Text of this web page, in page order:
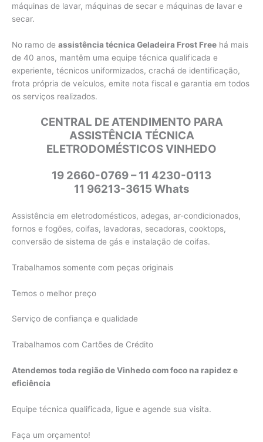
máquinas de lavar, máquinas de secar e máquinas de lavar e
secar.
No ramo de assistência técnica Geladeira Frost Free há mais
de 40 anos, mantêm uma equipe técnica qualificada e
experiente, técnicos uniformizados, crachá de identificação,
frota própria de veículos, emite nota fiscal e garantia em todos
os serviços realizados.
CENTRAL DE ATENDIMENTO PARA
ASSISTÊNCIA TÉCNICA
ELETRODOMÉSTICOS VINHEDO
19 2660-0769 – 11 4230-0113
11 96213-3615 Whats
Assistência em eletrodomésticos, adegas, ar-condicionados,
fornos e fogões, coifas, lavadoras, secadoras, cooktops,
conversão de sistema de gás e instalação de coifas.
Trabalhamos somente com peças originais
Temos o melhor preço
Serviço de confiança e qualidade
Trabalhamos com Cartões de Crédito
Atendemos toda região de Vinhedo com foco na rapidez e
eficiência
Equipe técnica qualificada, ligue e agende sua visita.
Faça um orçamento!